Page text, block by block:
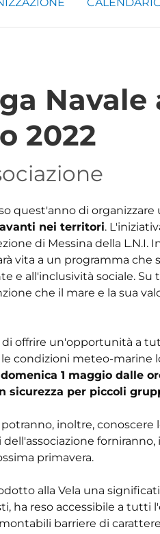
Navale
2022
quest'anno di organizzare
nei territori.
di Messina della L.N.I.
vita a un programma
e all'inclusività sociale.
che il mare e la sua
di offrire un'opportunità a
condizioni meteo-marine
1 maggio dalle
sicurezza per piccoli
inoltre,
primavera.
alla Vela una
ha reso accessibile a tutti
barriere di